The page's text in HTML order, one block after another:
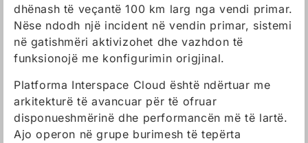
dhënash të veçantë 100 km larg nga vendi primar.
Nëse ndodh një incident në vendin primar, sistemi
në gatishmëri aktivizohet dhe vazhdon të
funksionojë me konfigurimin origjinal.
Platforma Interspace Cloud është ndërtuar me
arkitekturë të avancuar për të ofruar
disponueshmërinë dhe performancën më të lartë.
Ajo operon në grupe burimesh të tepërta